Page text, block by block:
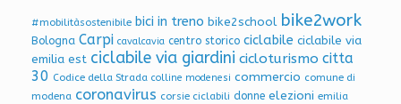
#mobilitàsostenibile bici in treno bike2school bike2work
Bologna Carpi cavalcavia centro storico ciclabile ciclabile via
emilia est ciclabile via giardini cicloturismo citta
30 Codice della Strada colline modenesi commercio comune di
modena coronavirus corsie ciclabili donne elezioni emilia